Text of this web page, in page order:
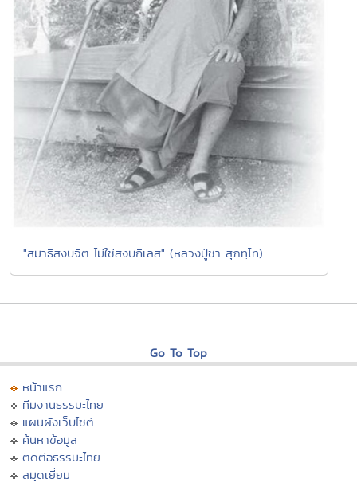
"สมาธิสงบจิต ไม่ใช่สงบกิเลส" (หลวงปู่ชา สุภทฺโท)
Go To Top
หน้าแรก
ทีมงานธรรมะไทย
แผนผังเว็บไซต์
ค้นหาข้อมูล
ติดต่อธรรมะไทย
สมุดเยี่ยม